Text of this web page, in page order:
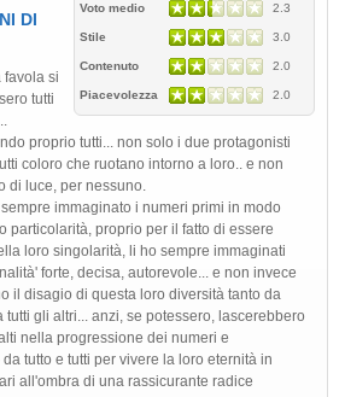
Voto medio 2.3
Stile 3.0
Contenuto 2.0
Piacevolezza 2.0
DI
favola si
tutti
proprio tutti... non solo i due protagonisti
coloro che ruotano intorno a loro.. e non
di luce, per nessuno.
immaginato i numeri primi in modo
particolarità, proprio per il fatto di essere
loro singolarità, li ho sempre immaginati
forte, decisa, autorevole... e non invece
il disagio di questa loro diversità tanto da
gli altri... anzi, se potessero, lascerebbero
nella progressione dei numeri e
tutto e tutti per vivere la loro eternità in
all'ombra di una rassicurante radice